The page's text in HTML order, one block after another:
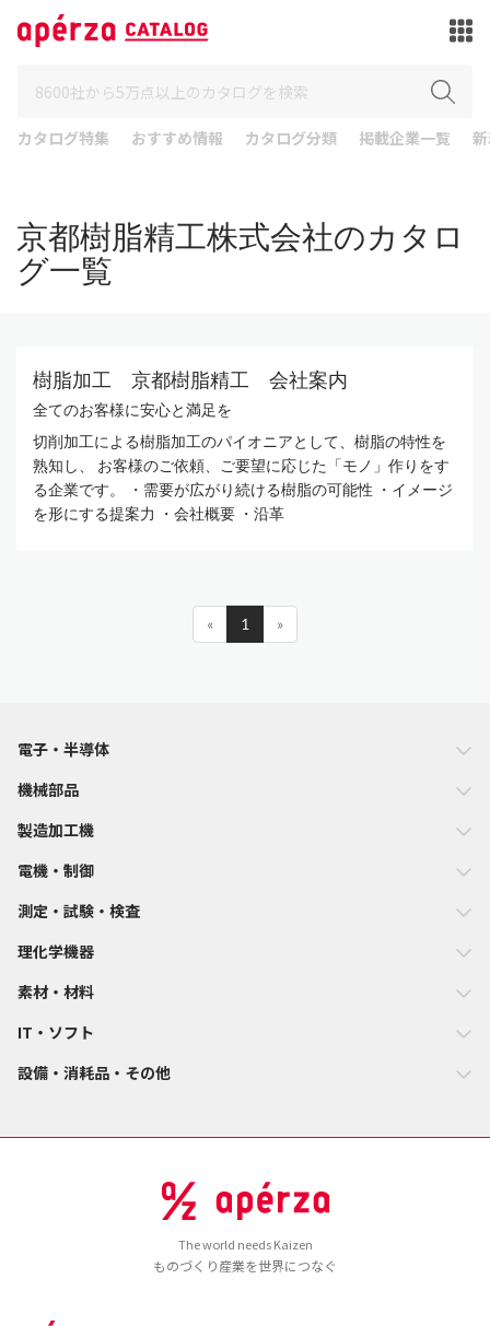
カタログ特集 おすすめ情報 カタログ分類 掲載企業一覧
京都樹脂精工株式会社のカタロ
グ一覧
樹脂加工 京都樹脂精工 会社案内
全てのお客様に安心と満足を
切削加工による樹脂加工のパイオニアとして、樹脂の特性を
熟知し、 お客様のご依頼、ご要望に応じた「モノ」作りをす
る企業です。 ・需要が広がり続ける樹脂の可能性 ・イメージ
を形にする提案力 ・会社概要 ・沿革
« 1 »
電子・半導体
機械部品
製造加工機
電機・制御
測定・試験・検査
理化学機器
素材・材料
IT・ソフト
設備・消耗品・その他
The world needs Kaizen
ものづくり産業を世界につなぐ